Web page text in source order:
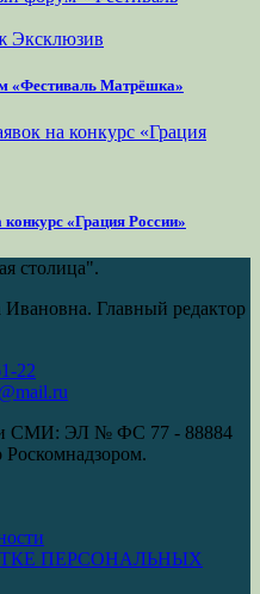
Эксклюзив
«Фестиваль Матрёшка»
«Грация России»
столица".
Ивановна. Главный редактор
22
СМИ: ЭЛ № ФС 77 - 88884
Роскомнадзором.
ПЕРСОНАЛЬНЫХ